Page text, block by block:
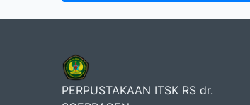
PERPUSTAKAAN ITSK RS dr.